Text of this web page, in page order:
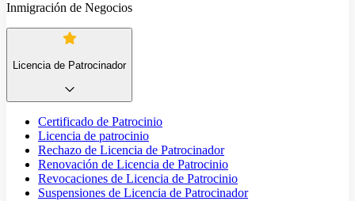
Inmigración de Negocios
Licencia de Patrocinador
Certificado de Patrocinio
Licencia de patrocinio
Rechazo de Licencia de Patrocinador
Renovación de Licencia de Patrocinio
Revocaciones de Licencia de Patrocinio
Suspensiones de Licencia de Patrocinador